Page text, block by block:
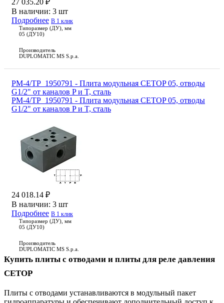
27 035.20 ₽
В наличии: 3 шт
Подробнее В 1 клик
Типоразмер (ДУ), мм
05 (ДУ10)
Производитель
DUPLOMATIC MS S.p.a.
PM-4/TP_1950791 - Плита модульная CETOP 05, отводы
G1/2" от каналов P и T, сталь
PM-4/TP_1950791 - Плита модульная CETOP 05, отводы
G1/2" от каналов P и T, сталь
24 018.14 ₽
В наличии: 3 шт
Подробнее В 1 клик
Типоразмер (ДУ), мм
05 (ДУ10)
Производитель
DUPLOMATIC MS S.p.a.
Купить плиты с отводами и плиты для реле давления
CETOP
Плиты с отводами устанавливаются в модульный пакет